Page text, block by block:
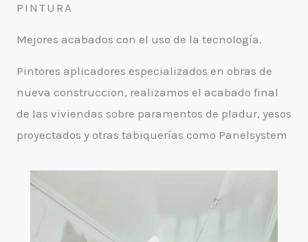
PINTURA
Mejores acabados con el uso de la tecnología.
Pintores aplicadores especializados en obras de
nueva construccion, realizamos el acabado final
de las viviendas sobre paramentos de pladur, yesos
proyectados y otras tabiquerías como Panelsystem